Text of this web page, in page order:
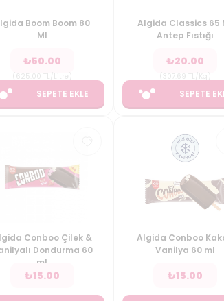
Boom Boom 80
Ml
₺50.00
SEPETE EKLE
Algida Classics 65
Antep Fıstığı
₺20.00
SEPETE
Conboo Çilek &
Dondurma 60
ml
₺15.00
Algida Conboo
Vanilya 60 ml
₺15.00